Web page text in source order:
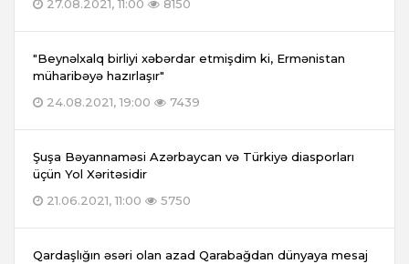
27.08.2021, 11:00
8150
"Beynəlxalq birliyi xəbərdar etmişdim ki, Ermənistan
müharibəyə hazırlaşır"
24.08.2021, 19:00
7439
Şuşa Bəyannaməsi Azərbaycan və Türkiyə diasporları
üçün Yol Xəritəsidir
21.06.2021, 11:00
5750
Qardaşlığın əsəri olan azad Qarabağdan dünyaya mesaj